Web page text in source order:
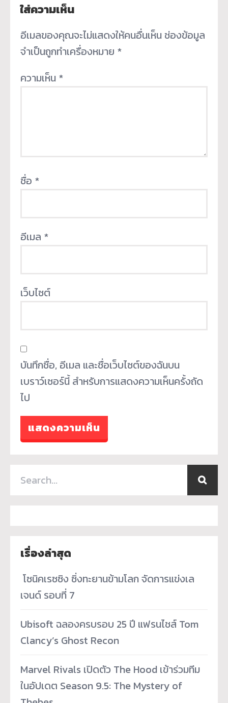
ใส่ความเห็น
อีเมลของคุณจะไม่แสดงให้คนอื่นเห็น ช่องข้อมูล
จำเป็นถูกทำเครื่องหมาย *
ความเห็น *
ชื่อ *
อีเมล *
เว็บไซต์
บันทึกชื่อ, อีเมล และชื่อเว็บไซต์ของฉันบน
เบราว์เซอร์นี้ สำหรับการแสดงความเห็นครั้งถัด
ไป
เรื่องล่าสุด
­ โซนิคเรซซิง ซิ่งทะยานข้ามโลก จัดการแข่งเล
เจนด์ รอบที่ 7
Ubisoft ฉลองครบรอบ 25 ปี แฟรนไชส์ Tom
Clancy’s Ghost Recon
Marvel Rivals เปิดตัว The Hood เข้าร่วมทีม
ในอัปเดต Season 9.5: The Mystery of